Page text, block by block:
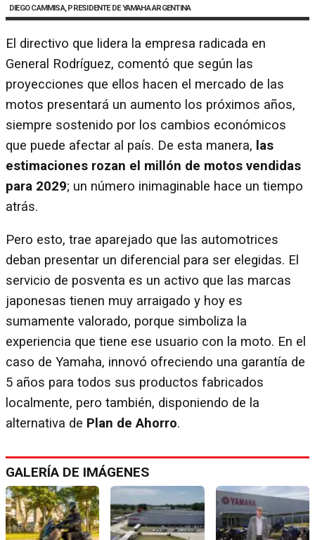
DIEGO CAMMISA, PRESIDENTE DE YAMAHA ARGENTINA
El directivo que lidera la empresa radicada en
General Rodríguez, comentó que según las
proyecciones que ellos hacen el mercado de las
motos presentará un aumento los próximos años,
siempre sostenido por los cambios económicos
que puede afectar al país. De esta manera, las
estimaciones rozan el millón de motos vendidas
para 2029; un número inimaginable hace un tiempo
atrás.
Pero esto, trae aparejado que las automotrices
deban presentar un diferencial para ser elegidas. El
servicio de posventa es un activo que las marcas
japonesas tienen muy arraigado y hoy es
sumamente valorado, porque simboliza la
experiencia que tiene ese usuario con la moto. En el
caso de Yamaha, innovó ofreciendo una garantía de
5 años para todos sus productos fabricados
localmente, pero también, disponiendo de la
alternativa de Plan de Ahorro.
GALERÍA DE IMÁGENES